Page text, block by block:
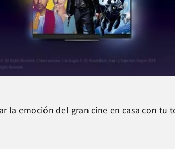
la emoción del gran cine en casa con tu